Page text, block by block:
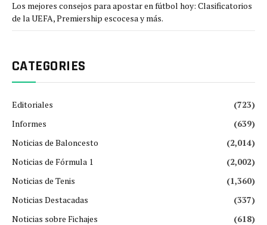
Los mejores consejos para apostar en fútbol hoy: Clasificatorios
de la UEFA, Premiership escocesa y más.
CATEGORIES
Editoriales
(723)
Informes
(639)
Noticias de Baloncesto
(2,014)
Noticias de Fórmula 1
(2,002)
Noticias de Tenis
(1,360)
Noticias Destacadas
(337)
Noticias sobre Fichajes
(618)